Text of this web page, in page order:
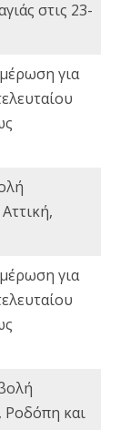
στις 23-
για
για
Ροδόπη και